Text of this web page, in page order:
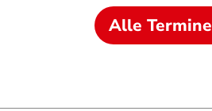
Alle Termine